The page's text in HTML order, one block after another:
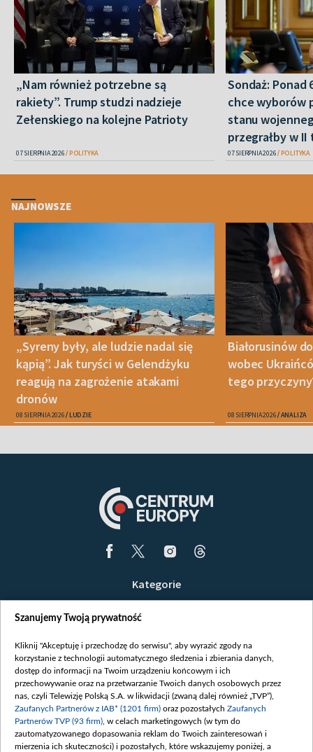
„Nam również potrzebne są
rakiety”. Trump studzi nadzieje
Zełenskiego na kolejne Patrioty
07 SIERPNIA 2026 POLITYKA
Sondaż: Ponad
chce wyborów
stanu
przegrałby w II
07 SIERPNIA 2026 POLITYKA
NAJNOWSZE
„Syreny były, ale ludzie nadal się
kąpią”. Jak turyści w Gelendżyku
reagują na zagrożenie atakami
dronów
08 SIERPNIA 2026 LUDZIE
Białorusinów
wobec
tego
08 SIERPNIA 2026 ANALIZA
Kategorie
Opinie
Białoruś / Polska
Czytelnia
Centrum Europy
O nas
Kontakt
Szanujemy Twoją prywatność
Kliknij "Akceptuję i przechodzę do serwisu", aby wyrazić zgody na
korzystanie z technologii automatycznego śledzenia i zbierania danych,
dostęp do informacji na Twoim urządzeniu końcowym i ich
przechowywanie oraz na przetwarzanie Twoich danych osobowych przez
nas, czyli Telewizję Polską S.A. w likwidacji (zwaną dalej również „TVP”),
Zaufanych Partnerów z IAB* (1201 firm) oraz pozostałych Zaufanych
Partnerów TVP (93 firm) , w celach marketingowych (w tym do
zautomatyzowanego dopasowania reklam do Twoich zainteresowań i
mierzenia ich skuteczności) i pozostałych, które wskazujemy poniżej, a